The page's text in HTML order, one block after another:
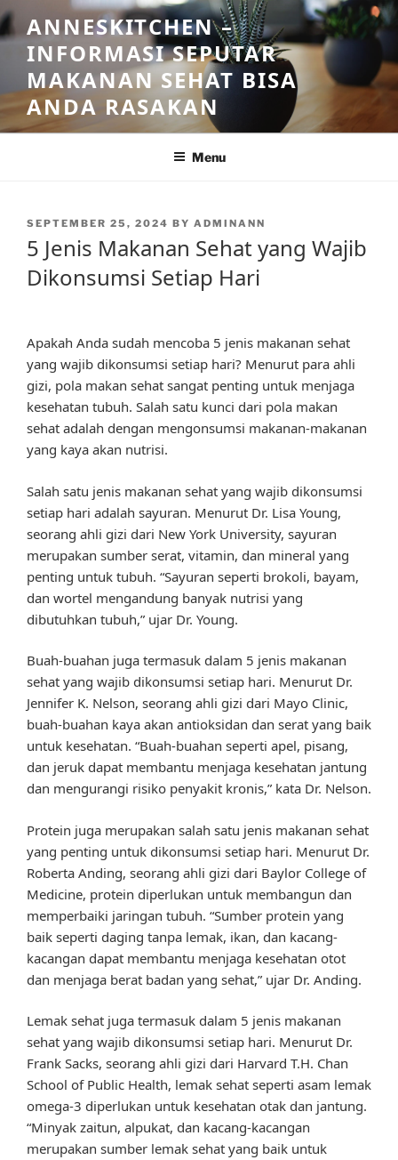
Skip
to
content
ANNESKITCHEN –
INFORMASI SEPUTAR
MAKANAN SEHAT BISA
ANDA RASAKAN
Menu
POSTED
SEPTEMBER 25, 2024 BY ADMINANN
5 Jenis Makanan Sehat yang Wajib
Dikonsumsi Setiap Hari
Apakah Anda sudah mencoba 5 jenis makanan sehat
yang wajib dikonsumsi setiap hari? Menurut para ahli
gizi, pola makan sehat sangat penting untuk menjaga
kesehatan tubuh. Salah satu kunci dari pola makan
sehat adalah dengan mengonsumsi makanan-makanan
yang kaya akan nutrisi.
Salah satu jenis makanan sehat yang wajib dikonsumsi
setiap hari adalah sayuran. Menurut Dr. Lisa Young,
seorang ahli gizi dari New York University, sayuran
merupakan sumber serat, vitamin, dan mineral yang
penting untuk tubuh. “Sayuran seperti brokoli, bayam,
dan wortel mengandung banyak nutrisi yang
dibutuhkan tubuh,” ujar Dr. Young.
Buah-buahan juga termasuk dalam 5 jenis makanan
sehat yang wajib dikonsumsi setiap hari. Menurut Dr.
Jennifer K. Nelson, seorang ahli gizi dari Mayo Clinic,
buah-buahan kaya akan antioksidan dan serat yang baik
untuk kesehatan. “Buah-buahan seperti apel, pisang,
dan jeruk dapat membantu menjaga kesehatan jantung
dan mengurangi risiko penyakit kronis,” kata Dr. Nelson.
Protein juga merupakan salah satu jenis makanan sehat
yang penting untuk dikonsumsi setiap hari. Menurut Dr.
Roberta Anding, seorang ahli gizi dari Baylor College of
Medicine, protein diperlukan untuk membangun dan
memperbaiki jaringan tubuh. “Sumber protein yang
baik seperti daging tanpa lemak, ikan, dan kacang-
kacangan dapat membantu menjaga kesehatan otot
dan menjaga berat badan yang sehat,” ujar Dr. Anding.
Lemak sehat juga termasuk dalam 5 jenis makanan
sehat yang wajib dikonsumsi setiap hari. Menurut Dr.
Frank Sacks, seorang ahli gizi dari Harvard T.H. Chan
School of Public Health, lemak sehat seperti asam lemak
omega-3 diperlukan untuk kesehatan otak dan jantung.
“Minyak zaitun, alpukat, dan kacang-kacangan
merupakan sumber lemak sehat yang baik untuk